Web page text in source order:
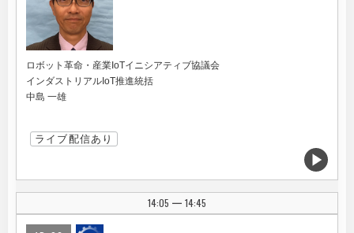
ロボット革命・産業IoTイニシアティブ協議会
インダストリアルIoT推進統括
中島 一雄
ライブ配信あり
14:05 | 14:45